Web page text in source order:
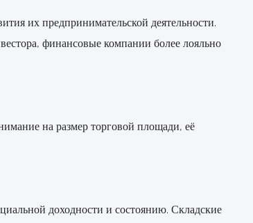
их предпринимательской деятельности.
финансовые компании более лояльно
на размер торговой площади, её
доходности и состоянию. Складские